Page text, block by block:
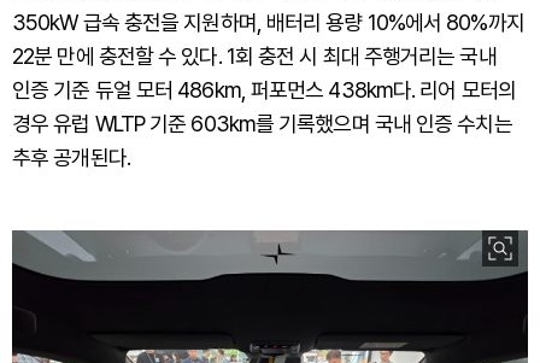
350kW 급속 충전을 지원하며, 배터리 용량 10%에서 80%까지
22분 만에 충전할 수 있다. 1회 충전 시 최대 주행거리는 국내
인증 기준 듀얼 모터 486km, 퍼포먼스 438km다. 리어 모터의
경우 유럽 WLTP 기준 603km를 기록했으며 국내 인증 수치는
추후 공개된다.